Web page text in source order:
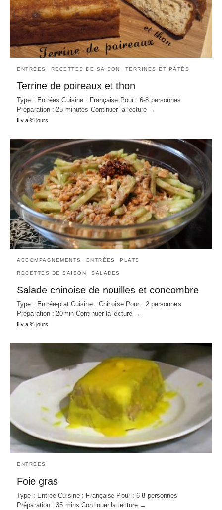
ENTRÉES RECETTES DE SAISON TERRINES ET PÂTÉS
Terrine de poireaux et thon
Type : Entrées Cuisine : Française Pour : 6-8 personnes
Préparation : 25 minutes Continuer la lecture →
Il y a % jours
ACCOMPAGNEMENTS ENTRÉES PLATS
RECETTES DE SAISON SALADES
Salade chinoise de nouilles et concombre
Type : Entrée-plat Cuisine : Chinoise Pour : 2 personnes
Préparation : 20min Continuer la lecture →
Il y a % jours
ENTRÉES
Foie gras
Type : Entrée Cuisine : Française Pour : 6-8 personnes
Préparation : 35 mins Continuer la lecture →